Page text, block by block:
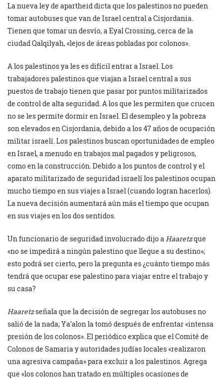
La nueva ley de apartheid dicta que los palestinos no pueden
tomar autobuses que van de Israel central a Cisjordania.
Tienen que tomar un desvío, a Eyal Crossing, cerca de la
ciudad Qalqilyah, «lejos de áreas pobladas por colonos».
A los palestinos ya les es difícil entrar a Israel. Los
trabajadores palestinos que viajan a Israel central a sus
puestos de trabajo tienen que pasar por puntos militarizados
de control de alta seguridad. A los que les permiten que crucen
no se les permite dormir en Israel. El desempleo y la pobreza
son elevados en Cisjordania, debido a los 47 años de ocupación
militar israelí. Los palestinos buscan oportunidades de empleo
en Israel, a menudo en trabajos mal pagados y peligrosos,
como en la construcción. Debido a los puntos de control y el
aparato militarizado de seguridad israelí los palestinos ocupan
mucho tiempo en sus viajes a Israel (cuando logran hacerlos).
La nueva decisión aumentará aún más el tiempo que ocupan
en sus viajes en los dos sentidos.
Un funcionario de seguridad involucrado dijo a Haaretzque
«no se impedirá a ningún palestino que llegue a su destino»;
esto podrá ser cierto, pero la pregunta es ¿cuánto tiempo más
tendrá que ocupar ese palestino para viajar entre el trabajo y
su casa?
Haaretzseñala que la decisión de segregar los autobuses no
salió de la nada; Ya’alon la tomó después de enfrentar «intensa
presión de los colonos». El periódico explica que el Comité de
Colonos de Samaria y autoridades judías locales «realizaron
una agresiva campaña» para excluir a los palestinos. Agrega
que «los colonos han tratado en múltiples ocasiones de